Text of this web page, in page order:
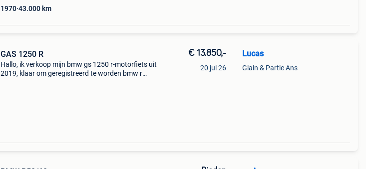
1970 43.000 km
GAS 1250 R
Hallo, ik verkoop mijn bmw gs 1250 r-motorfiets uit
2019, klaar om geregistreerd te worden bmw r
€ 13.850,-
20 jul 26
Lucas
Glain & Partie Ans